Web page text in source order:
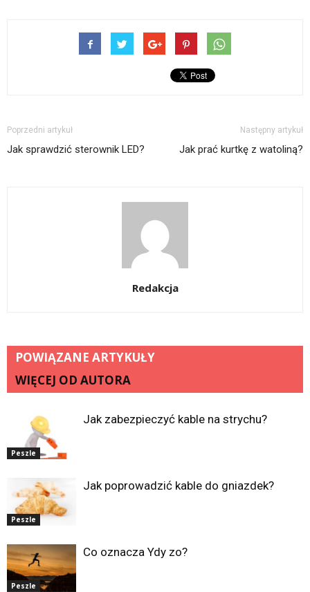
Poprzedni artykuł
Jak sprawdzić sterownik LED?
Następny artykuł
Jak prać kurtkę z watoliną?
Redakcja
POWIĄZANE ARTYKUŁY
WIĘCEJ OD AUTORA
Peszle
Jak zabezpieczyć kable na strychu?
Peszle
Jak poprowadzić kable do gniazdek?
Peszle
Co oznacza Ydy zo?